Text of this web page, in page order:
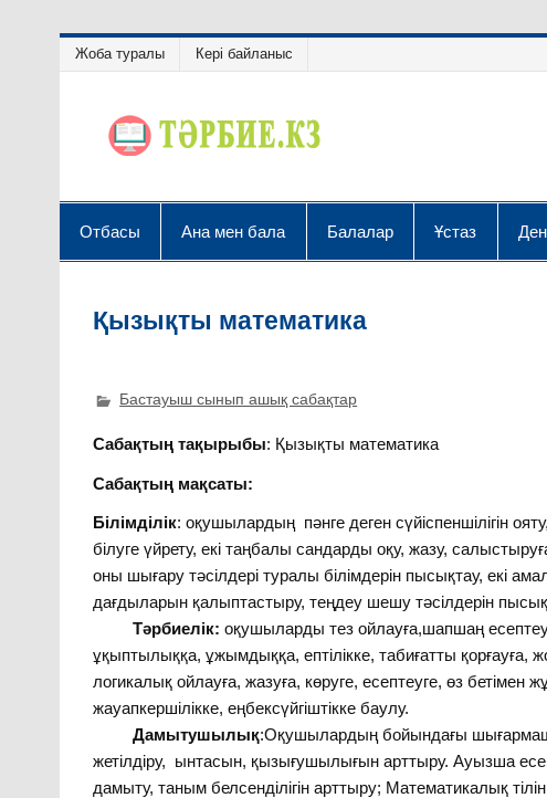
Жоба туралы Кері байланыс
Отбасы Ана мен бала Балалар Ұстаз
Қызықты математика
Бастауыш сынып ашық сабақтар
Сабақтың тақырыбы: Қызықты математика
Сабақтың мақсаты:
Білімділік: оқушылардың пәнге деген сүйіспеншілігін
білуге үйрету, екі таңбалы сандарды оқу, жазу,
оны шығару тәсілдері туралы білімдерін пысықтау, екі
дағдыларын қалыптастыру, теңдеу шешу тәсілдерін
Тәрбиелік: оқушыларды тез ойлауға,шапшаң
ұқыптылыққа, ұжымдыққа, ептілікке, табиғатты
логикалық ойлауға, жазуға, көруге, есептеуге, өз бетімен
жауапкершілікке, еңбексүйгіштікке баулу.
Дамытушылық:Оқушылардың бойындағы
жетілдіру, ынтасын, қызығушылығын арттыру. Ауызша
дамыту, таным белсенділігін арттыру; Математикалық